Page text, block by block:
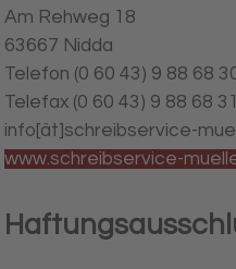
Am Rehweg 18
63667 Nidda
Telefon (0 60 43) 9 88 68
Telefax (0 60 43) 9 88 68 31
info[ät]schreibservice-
www.schreibservice-